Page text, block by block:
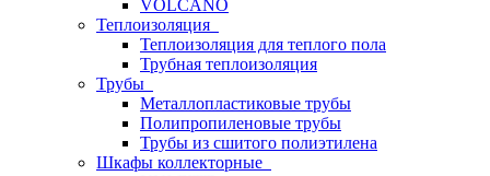
VOLCANO
Теплоизоляция
Теплоизоляция для теплого пола
Трубная теплоизоляция
Трубы
Металлопластиковые трубы
Полипропиленовые трубы
Трубы из сшитого полиэтилена
Шкафы коллекторные